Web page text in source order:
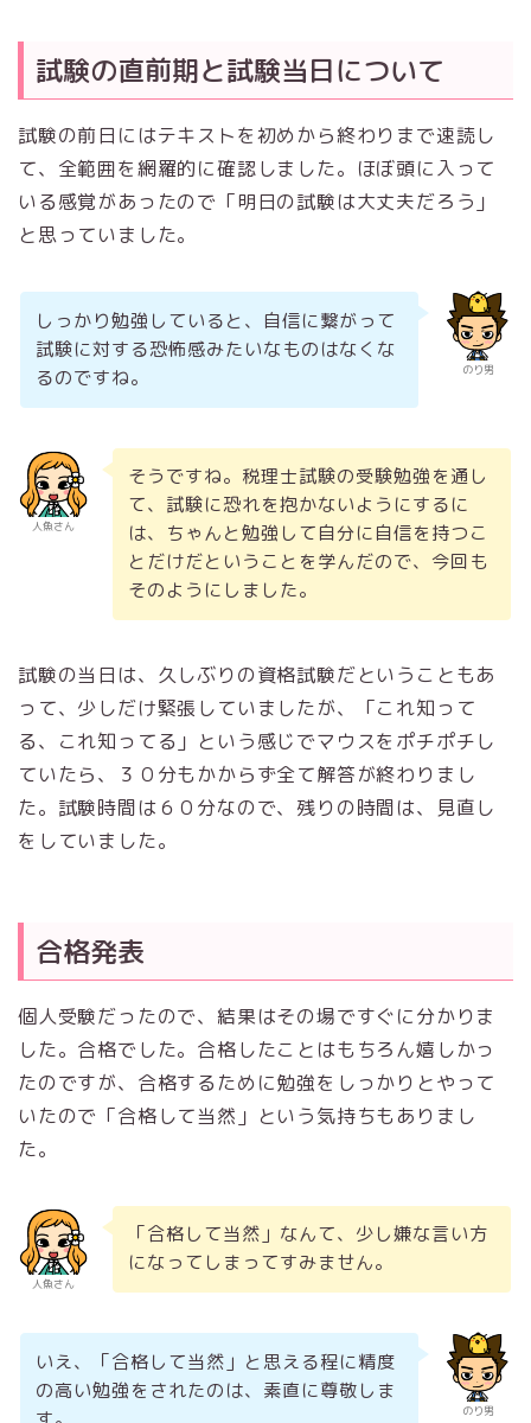
試験の直前期と試験当日について
試験の前日にはテキストを初めから終わりまで速読し
て、全範囲を網羅的に確認しました。ほぼ頭に入って
いる感覚があったので「明日の試験は大丈夫だろう」
と思っていました。
のり男
しっかり勉強していると、自信に繋がって
試験に対する恐怖感みたいなものはなくな
るのですね。
人魚さん
そうですね。税理士試験の受験勉強を通し
て、試験に恐れを抱かないようにするに
は、ちゃんと勉強して自分に自信を持つこ
とだけだということを学んだので、今回も
そのようにしました。
試験の当日は、久しぶりの資格試験だということもあ
って、少しだけ緊張していましたが、「これ知って
る、これ知ってる」という感じでマウスをポチポチし
ていたら、３０分もかからず全て解答が終わりまし
た。試験時間は６０分なので、残りの時間は、見直し
をしていました。
合格発表
個人受験だったので、結果はその場ですぐに分かりま
した。合格でした。合格したことはもちろん嬉しかっ
たのですが、合格するために勉強をしっかりとやって
いたので「合格して当然」という気持ちもありまし
た。
人魚さん
「合格して当然」なんて、少し嫌な言い方
になってしまってすみません。
のり男
いえ、「合格して当然」と思える程に精度
の高い勉強をされたのは、素直に尊敬しま